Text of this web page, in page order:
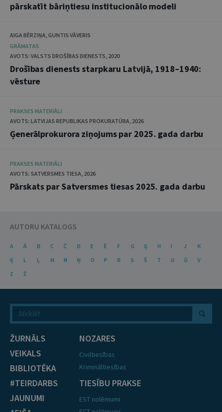
pārskatīt bāriņtiesu institucionālo modeli
AIGA BĒRZIŅA, GUNTIS VĀVERIS
GRĀMATAS
AVOTS: VALSTS DROŠĪBAS DIENESTS, 2020
Drošības dienests starpkaru Latvijā, 1918–1940:
vēsture
PRAKSES MATERIĀLI
AVOTS: LATVIJAS REPUBLIKAS PROKURATŪRA, 2026
Ģenerālprokurora ziņojums par 2025. gada darbu
PRAKSES MATERIĀLI
AVOTS: SATVERSMES TIESA, 2026
Pārskats par Satversmes tiesas 2025. gada darbu
AUTORU KATALOGS
A Ā B C Č D E Ē F G Ģ H I J
K
Ķ
L Ļ M N Ņ O P R S Š T U Ū
V
Z
Ž
ŽURNĀLS
VEIKALS
BIBLIOTĒKA
#TEIRDARBS
JAUNUMI
NOZARES
Civiltiesības
Krimināltiesības
TIESĪBU PRAKSE
EST nolēmumi